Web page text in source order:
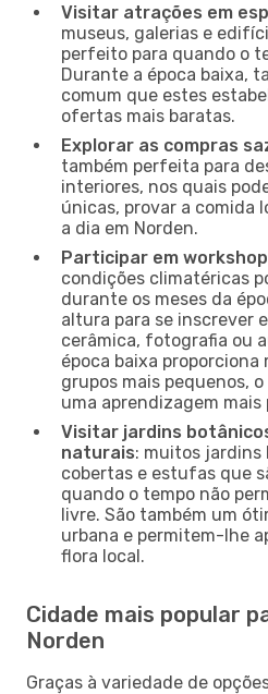
Visitar atrações em
museus, galerias e
perfeito para quando o
Durante a época baixa,
comum que estes
ofertas mais baratas.
Explorar as compras
também perfeita para
interiores, nos quais
únicas, provar a comida
a dia em Norden.
Participar em
condições climatéricas
durante os meses da
altura para se inscrever
cerâmica, fotografia ou
época baixa proporciona
grupos mais pequenos,
uma aprendizagem mais
Visitar jardins
naturais: muitos jardins
cobertas e estufas que
quando o tempo não
livre. São também um
urbana e permitem-lhe
flora local.
Cidade mais popular
Norden
Graças à variedade de